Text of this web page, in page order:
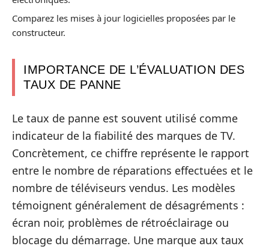
Comparez les mises à jour logicielles proposées par le
constructeur.
IMPORTANCE DE L’ÉVALUATION DES
TAUX DE PANNE
Le taux de panne est souvent utilisé comme
indicateur de la fiabilité des marques de TV.
Concrètement, ce chiffre représente le rapport
entre le nombre de réparations effectuées et le
nombre de téléviseurs vendus. Les modèles
témoignent généralement de désagréments :
écran noir, problèmes de rétroéclairage ou
blocage du démarrage. Une marque aux taux